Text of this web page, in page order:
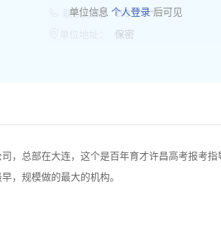
单位信息 个人登录后可见
联系方式： 193*******
保密
，总部在大连，这个是百年育才许昌高考报考指
，规模做的最大的机构。